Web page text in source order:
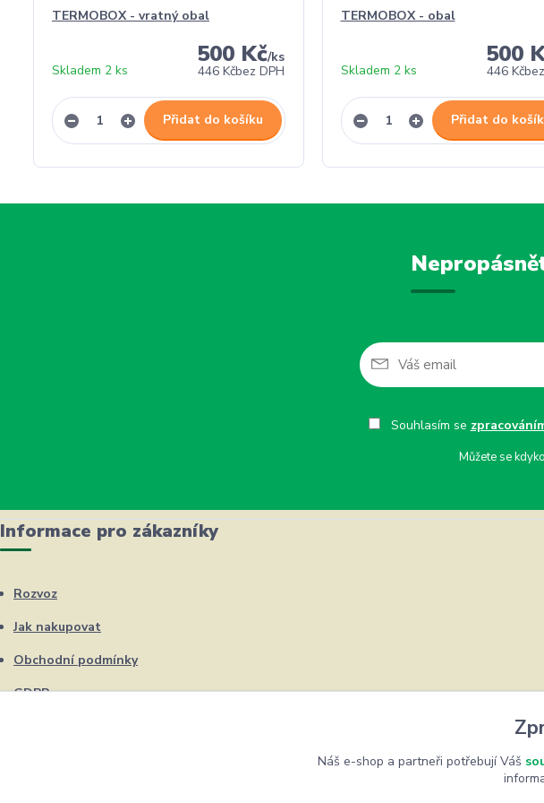
TERMOBOX - vratný obal
500 Kč/ks
446 Kčbez DPH
Skladem 2 ks
Přidat do košíku
TERMOBOX - obal
500
446 Kč
Skladem 2 ks
Přidat do
Souhlasím se
Můžete se
Informace pro zákazníky
Rozvoz
Jak nakupovat
Obchodní podmínky
GDPR
Náš e-shop a partneři potřebují Váš